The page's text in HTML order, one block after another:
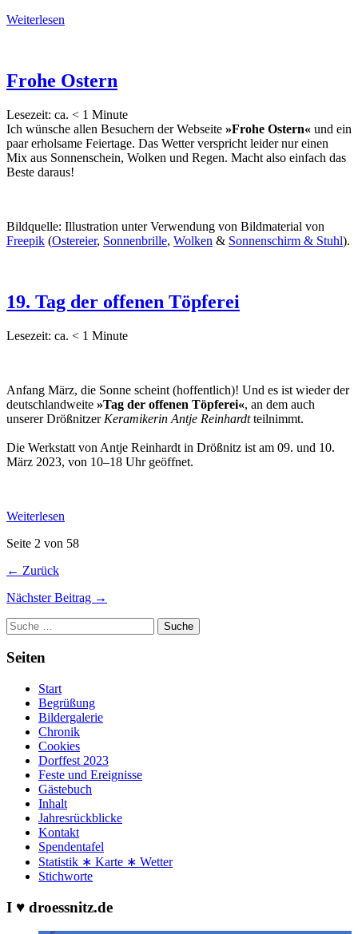
Weiterlesen
Frohe Ostern
Lesezeit: ca. < 1 Minute
Ich wünsche allen Besuchern der Webseite »Frohe Ostern« und ein
paar erholsame Feiertage. Das Wetter verspricht leider nur einen
Mix aus Sonnenschein, Wolken und Regen. Macht also einfach das
Beste daraus!
Bildquelle: Illustration unter Verwendung von Bildmaterial von
Freepik (Ostereier, Sonnenbrille, Wolken & Sonnenschirm & Stuhl).
19. Tag der offenen Töpferei
Lesezeit: ca. < 1 Minute
Anfang März, die Sonne scheint (hoffentlich)! Und es ist wieder der
deutschlandweite »Tag der offenen Töpferei«, an dem auch
unserer Drößnitzer Keramikerin Antje Reinhardtteilnimmt.
Die Werkstatt von Antje Reinhardt in Drößnitz ist am 09. und 10.
März 2023, von 10–18 Uhr geöffnet.
Weiterlesen
Seite 2 von 58
← Zurück
Nächster Beitrag →
Suche
Seiten
Start
Begrüßung
Bildergalerie
Chronik
Cookies
Dorffest 2023
Feste und Ereignisse
Gästebuch
Inhalt
Jahresrückblicke
Kontakt
Spendentafel
Statistik ∗ Karte ∗ Wetter
Stichworte
I ♥ droessnitz.de